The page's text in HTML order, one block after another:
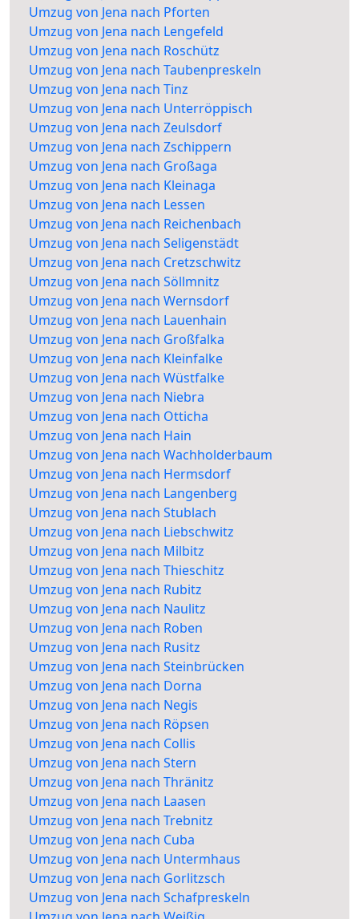
Umzug von Jena nach Pforten
Umzug von Jena nach Lengefeld
Umzug von Jena nach Roschütz
Umzug von Jena nach Taubenpreskeln
Umzug von Jena nach Tinz
Umzug von Jena nach Unterröppisch
Umzug von Jena nach Zeulsdorf
Umzug von Jena nach Zschippern
Umzug von Jena nach Großaga
Umzug von Jena nach Kleinaga
Umzug von Jena nach Lessen
Umzug von Jena nach Reichenbach
Umzug von Jena nach Seligenstädt
Umzug von Jena nach Cretzschwitz
Umzug von Jena nach Söllmnitz
Umzug von Jena nach Wernsdorf
Umzug von Jena nach Lauenhain
Umzug von Jena nach Großfalka
Umzug von Jena nach Kleinfalke
Umzug von Jena nach Wüstfalke
Umzug von Jena nach Niebra
Umzug von Jena nach Otticha
Umzug von Jena nach Hain
Umzug von Jena nach Wachholderbaum
Umzug von Jena nach Hermsdorf
Umzug von Jena nach Langenberg
Umzug von Jena nach Stublach
Umzug von Jena nach Liebschwitz
Umzug von Jena nach Milbitz
Umzug von Jena nach Thieschitz
Umzug von Jena nach Rubitz
Umzug von Jena nach Naulitz
Umzug von Jena nach Roben
Umzug von Jena nach Rusitz
Umzug von Jena nach Steinbrücken
Umzug von Jena nach Dorna
Umzug von Jena nach Negis
Umzug von Jena nach Röpsen
Umzug von Jena nach Collis
Umzug von Jena nach Stern
Umzug von Jena nach Thränitz
Umzug von Jena nach Laasen
Umzug von Jena nach Trebnitz
Umzug von Jena nach Cuba
Umzug von Jena nach Untermhaus
Umzug von Jena nach Gorlitzsch
Umzug von Jena nach Schafpreskeln